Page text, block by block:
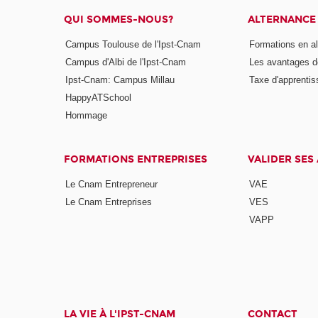
QUI SOMMES-NOUS?
Campus Toulouse de l'Ipst-Cnam
Campus d'Albi de l'Ipst-Cnam
Ipst-Cnam: Campus Millau
HappyATSchool
Hommage
ALTERNANCE
Formations en
Les avantages
Taxe
FORMATIONS ENTREPRISES
Le Cnam Entrepreneur
Le Cnam Entreprises
VALIDER SES
VAE
VES
VAPP
LA VIE À L'IPST-CNAM CONTACT